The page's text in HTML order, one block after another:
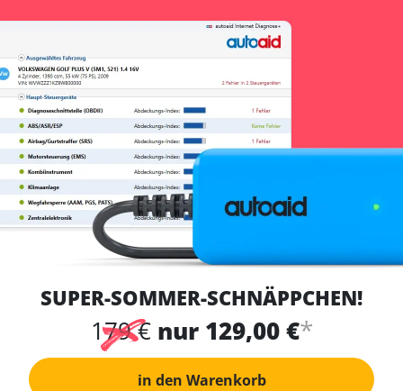
SUPER-SOMMER-SCHNÄPPCHEN!
179 € nur 129,00 €*
in den Warenkorb